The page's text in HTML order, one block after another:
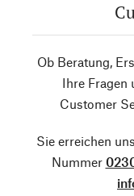
Ob Beratung,
Ihre Fragen
Customer
Sie erreichen
Nummer